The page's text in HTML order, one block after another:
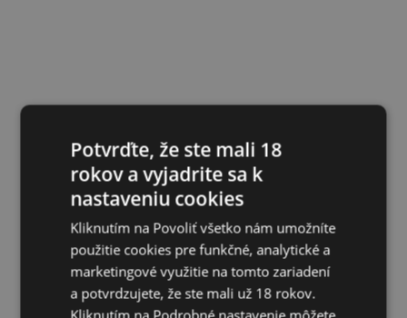
Potvrďte, že ste mali 18
rokov a vyjadrite sa k
nastaveniu cookies
Kliknutím na Povoliť všetko nám umožníte
použitie cookies pre funkčné, analytické a
marketingové využitie na tomto zariadení
a potvrdzujete, že ste mali už 18 rokov.